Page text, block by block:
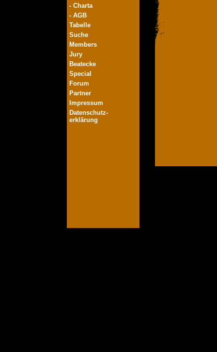
- Charta
- AGB
Tabelle
Suche
Members
Jury
Beatecke
Special
Forum
Partner
Impressum
Datenschutz-
erklärung